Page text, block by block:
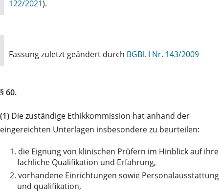
122/2021).
Fassung zuletzt geändert durch BGBl. I Nr. 143/2009
§ 60.
(1) Die zuständige Ethikkommission hat anhand der
eingereichten Unterlagen insbesondere zu beurteilen:
1. die Eignung von klinischen Prüfern im Hinblick auf ihre
fachliche Qualifikation und Erfahrung,
2. vorhandene Einrichtungen sowie Personalausstattung
und qualifikation,